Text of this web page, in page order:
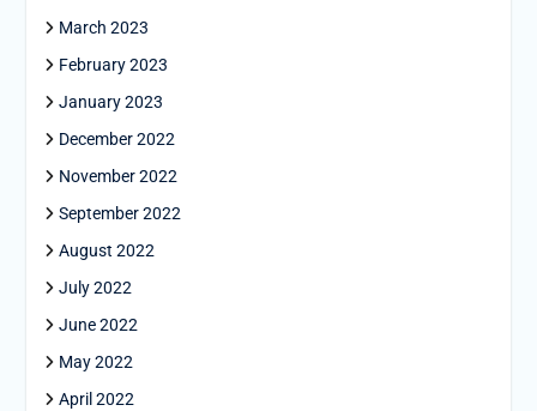
March 2023
February 2023
January 2023
December 2022
November 2022
September 2022
August 2022
July 2022
June 2022
May 2022
April 2022